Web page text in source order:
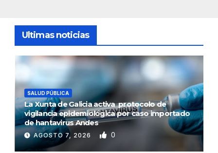
Ultimas noticias
SALUD PÚBLICA
La Xunta de Galicia activa protocolo de
vigilancia epidemiológica por caso importado
de hantavirus Andes
AGOSTO 7, 2026 0